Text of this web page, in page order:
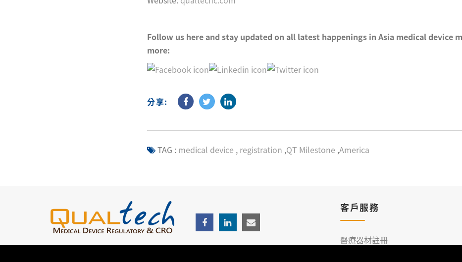
Follow us here and stay updated on all latest happenings in Asia medical device
more:
分享:
TAG : medical device , registration ,QT Milestone ,America
客戶服務
醫療器材註冊